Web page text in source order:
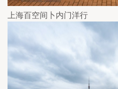
上海百空间卜内门洋行